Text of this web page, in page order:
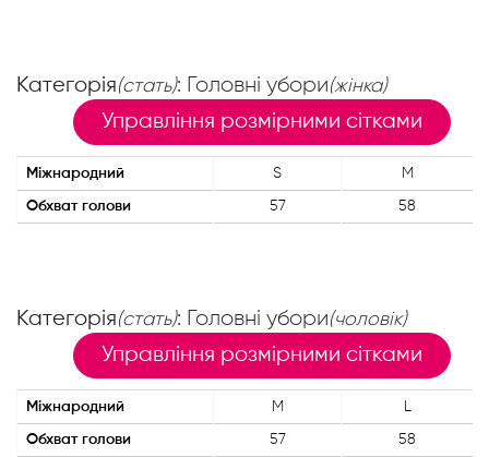
Категорія(стать): Головні убори(жінка)
Управління розмірними сітками
Міжнародний S M
Обхват голови 57 58
Категорія(стать): Головні убори(чоловік)
Управління розмірними сітками
Міжнародний M L
Обхват голови 57 58